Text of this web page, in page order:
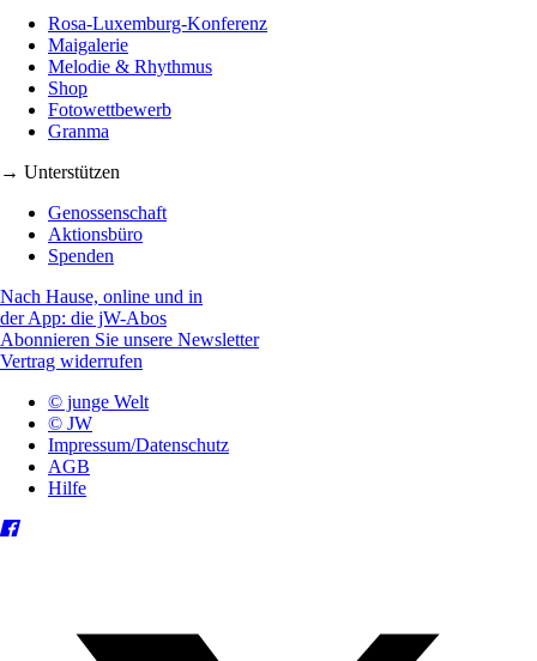
Rosa-Luxemburg-Konferenz
Maigalerie
Melodie & Rhythmus
Shop
Fotowettbewerb
Granma
→ Unterstützen
Genossenschaft
Aktionsbüro
Spenden
Nach Hause, online und in
der App: die jW-Abos
Abonnieren Sie unsere Newsletter
Vertrag widerrufen
© junge Welt
© JW
Impressum/Datenschutz
AGB
Hilfe